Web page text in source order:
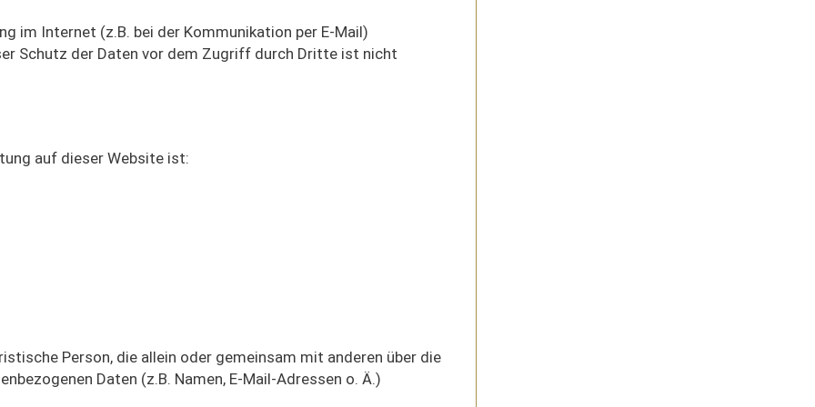
im Internet (z.B. bei der Kommunikation per E-Mail)
Schutz der Daten vor dem Zugriff durch Dritte ist nicht
auf dieser Website ist:
Person, die allein oder gemeinsam mit anderen über die
Daten (z.B. Namen, E-Mail-Adressen o. Ä.)